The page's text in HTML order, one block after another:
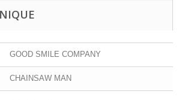
GOOD SMILE COMPANY
CHAINSAW MAN